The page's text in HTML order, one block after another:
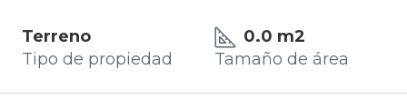
Terreno
Tipo de propiedad
0.0 m2
Tamaño de área